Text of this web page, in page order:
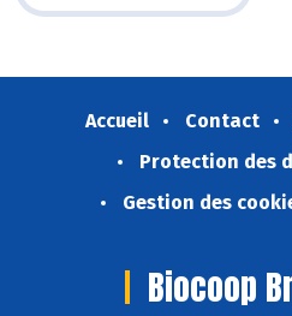
Accueil Contact
Protection des
Gestion des
Biocoop